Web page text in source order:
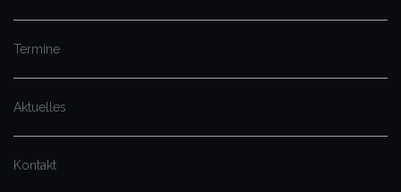
Termine
Aktuelles
Kontakt